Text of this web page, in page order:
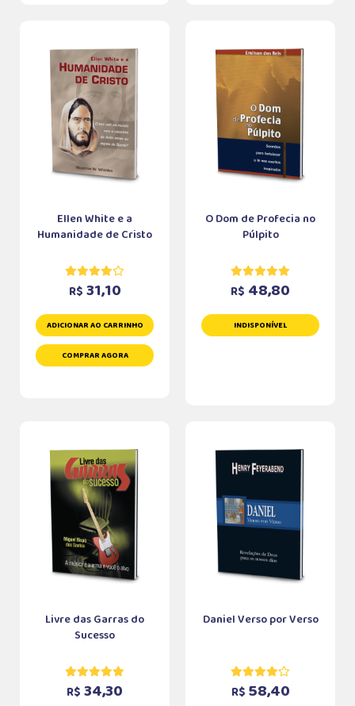
Ellen White e a
Humanidade de Cristo
R$ 31,10
ADICIONAR AO CARRINHO
COMPRAR AGORA
O Dom de Profecia no
Púlpito
R$ 48,80
INDISPONÍVEL
Livre das Garras do
Sucesso
R$ 34,30
Daniel Verso por Verso
R$ 58,40